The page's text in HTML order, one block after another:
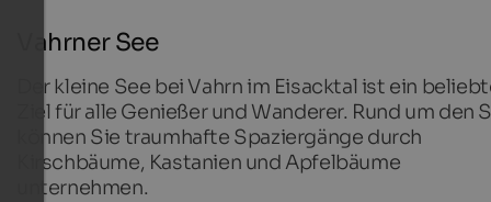
Vahrner See
Der kleine See bei Vahrn im Eisacktal ist ein
Ziel für alle Genießer und Wanderer. Rund um den
können Sie traumhafte Spaziergänge durch
Kirschbäume, Kastanien und Apfelbäume
unternehmen.